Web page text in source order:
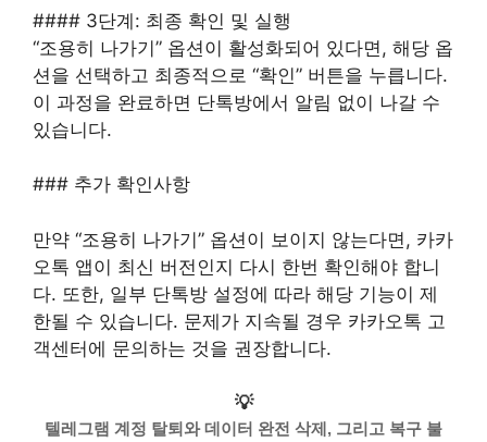
#### 3단계: 최종 확인 및 실행
“조용히 나가기” 옵션이 활성화되어 있다면, 해당 옵
션을 선택하고 최종적으로 “확인” 버튼을 누릅니다.
이 과정을 완료하면 단톡방에서 알림 없이 나갈 수
있습니다.
### 추가 확인사항
만약 “조용히 나가기” 옵션이 보이지 않는다면, 카카
오톡 앱이 최신 버전인지 다시 한번 확인해야 합니
다. 또한, 일부 단톡방 설정에 따라 해당 기능이 제
한될 수 있습니다. 문제가 지속될 경우 카카오톡 고
객센터에 문의하는 것을 권장합니다.
💡
텔레그램 계정 탈퇴와 데이터 완전 삭제, 그리고 복구 불